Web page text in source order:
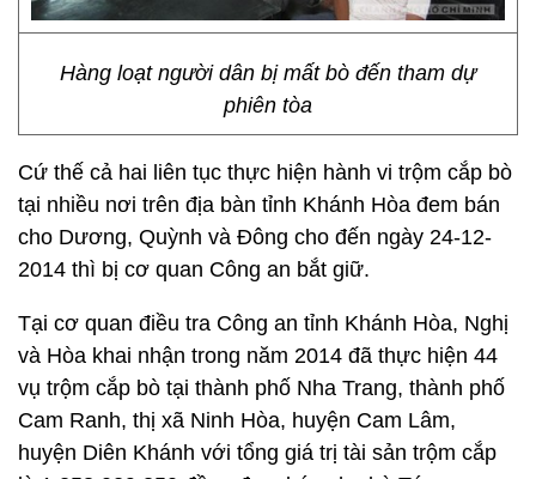
Hàng loạt người dân bị mất bò đến tham dự
phiên tòa
Cứ thế cả hai liên tục thực hiện hành vi trộm cắp bò
tại nhiều nơi trên địa bàn tỉnh Khánh Hòa đem bán
cho Dương, Quỳnh và Đông cho đến ngày 24-12-
2014 thì bị cơ quan Công an bắt giữ.
Tại cơ quan điều tra Công an tỉnh Khánh Hòa, Nghị
và Hòa khai nhận trong năm 2014 đã thực hiện 44
vụ trộm cắp bò tại thành phố Nha Trang, thành phố
Cam Ranh, thị xã Ninh Hòa, huyện Cam Lâm,
huyện Diên Khánh với tổng giá trị tài sản trộm cắp